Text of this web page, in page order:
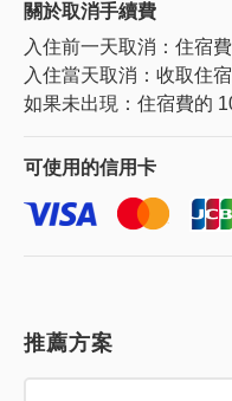
關於取消手續費
入住前一天取消：住宿
入住當天取消：收取住
如果未出現：住宿費的
可使用的信用卡
推薦方案